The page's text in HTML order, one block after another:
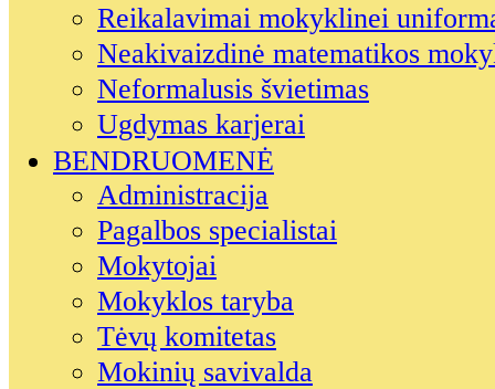
Reikalavimai mokyklinei
Neakivaizdinė matematikos
Neformalusis švietimas
Ugdymas karjerai
BENDRUOMENĖ
Administracija
Pagalbos specialistai
Mokytojai
Mokyklos taryba
Tėvų komitetas
Mokinių savivalda